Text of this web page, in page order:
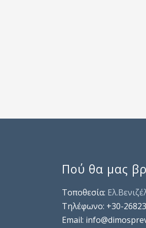
Πού θα μας
Τοποθεσία:
Τηλέφωνo: +30-
Email: